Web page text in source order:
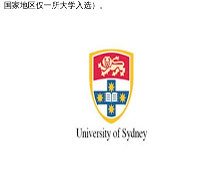
国家地区仅一所大学入选）。